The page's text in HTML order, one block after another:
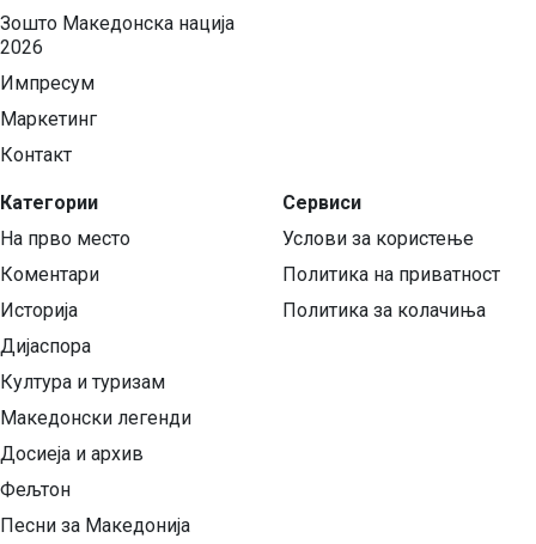
Зошто Македонска нација
2026
Импресум
Маркетинг
Контакт
Категории
На прво место
Коментари
Историја
Дијаспора
Култура и туризам
Македонски легенди
Досиеја и архив
Фељтон
Песни за Македонија
Сервиси
Услови за користење
Политика на приватност
Политика за колачиња